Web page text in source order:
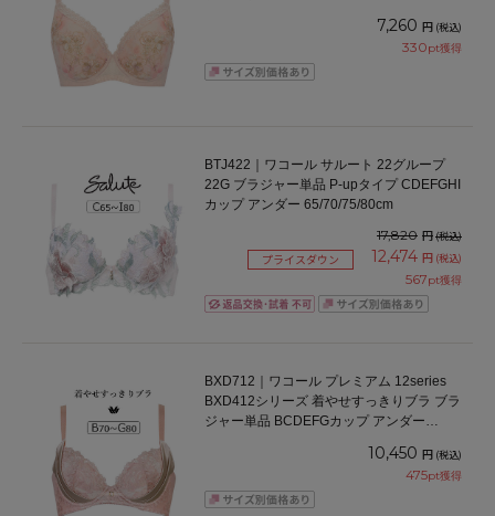
7,260 円 (税込)
330pt獲得
BTJ422｜ワコール サルート 22グループ
22G ブラジャー単品 P-upタイプ CDEFGHI
カップ アンダー 65/70/75/80cm
17,820 円(税込)
プライスダウン 12,474 円 (税込)
567pt獲得
BXD712｜ワコール プレミアム 12series
BXD412シリーズ 着やせすっきりブラ ブラ
ジャー単品 BCDEFGカップ アンダー
10,450 円 (税込)
475pt獲得